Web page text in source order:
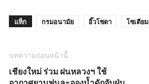
แท็ก กรมอนามัย อิ๊วโซดา โซเดียม
บทความก่อนหน้านี้
เชียงใหม่ ร่วม ฝนหลวงฯ ใช้